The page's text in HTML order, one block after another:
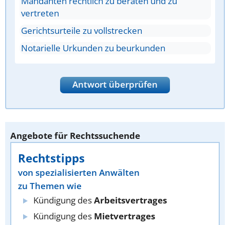
vertreten
Gerichtsurteile zu vollstrecken
Notarielle Urkunden zu beurkunden
Antwort überprüfen
Angebote für Rechtssuchende
Rechtstipps
von spezialisierten Anwälten
zu Themen wie
Kündigung desArbeitsvertrages
Kündigung des Mietvertrages